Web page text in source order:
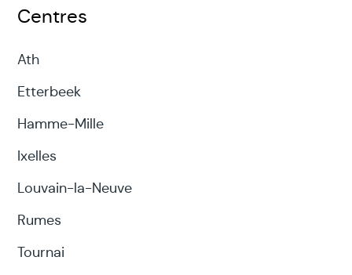
Centres
Ath
Etterbeek
Hamme-Mille
Ixelles
Louvain-la-Neuve
Rumes
Tournai